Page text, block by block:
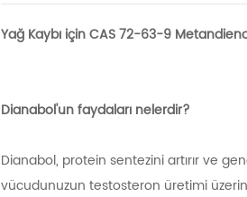
Yağ Kaybı için CAS 72-63-9
Dianabol'un faydaları nelerdir?
Dianabol, protein sentezini artırır ve
vücudunuzun testosteron üretimi